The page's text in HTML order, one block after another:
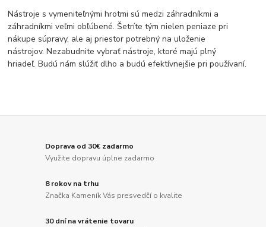
Nástroje s vymeniteľnými hrotmi sú medzi záhradníkmi a
záhradníkmi veľmi obľúbené. Šetríte tým nielen peniaze pri
nákupe súpravy, ale aj priestor potrebný na uloženie
nástrojov. Nezabudnite vybrať nástroje, ktoré majú plný
hriadeľ. Budú nám slúžiť dlho a budú efektívnejšie pri používaní.
Doprava od 30€ zadarmo
Využite dopravu úplne zadarmo
8 rokov na trhu
Značka Kameník Vás presvedčí o kvalite
30 dní na vrátenie tovaru